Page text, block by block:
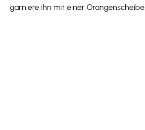
garniere ihn mit einer Orangenscheibe.